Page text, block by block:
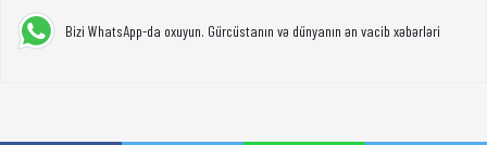
Bizi WhatsApp-da oxuyun. Gürcüstanın və dünyanın ən vacib xəbərləri